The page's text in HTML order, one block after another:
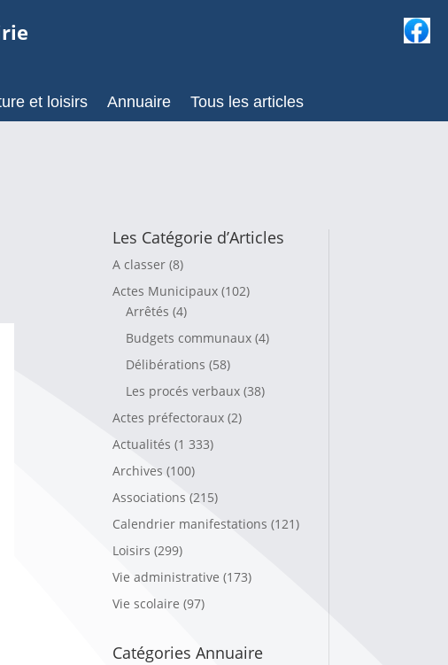
et loisirs Annuaire Tous les articles
Les Catégorie d’Articles
A classer(8)
Actes Municipaux(102)
Arrêtés (4)
Budgets communaux(4)
Délibérations (58)
Les procés verbaux(38)
Actes préfectoraux(2)
Actualités (1 333)
Archives (100)
Associations (215)
Calendrier manifestations (121)
Loisirs (299)
Vie administrative (173)
Vie scolaire (97)
Catégories Annuaire